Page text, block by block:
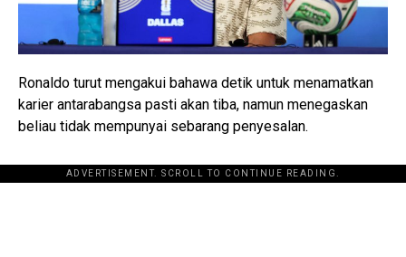
Ronaldo turut mengakui bahawa detik untuk menamatkan
karier antarabangsa pasti akan tiba, namun menegaskan
beliau tidak mempunyai sebarang penyesalan.
ADVERTISEMENT. SCROLL TO CONTINUE READING.